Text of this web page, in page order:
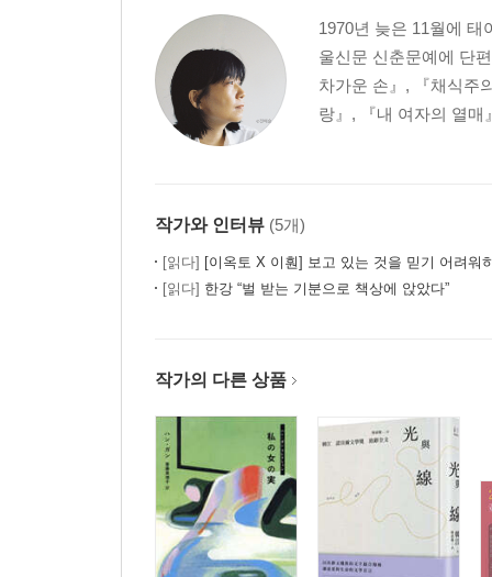
1970년 늦은 11월에
울신문 신춘문예에 단
차가운 손』, 『채식주
랑』, 『내 여자의 열매
작가와 인터뷰 (5개)
[읽다] [이옥토 X 이훤] 보고 있는 것을 믿기 어려워
[읽다] 한강 “벌 받는 기분으로 책상에 앉았다”
작가의 다른 상품